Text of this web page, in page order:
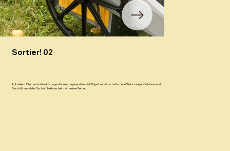
Sortier! 02
Auf vielen Höfen entstehen Lösungen für eine regenerative, vielfältige Landwirtschaft – neue Werkzeuge, Verfahren und
Geschäftsmodelle. Doch oft bleibt es beim einzelnen Betrieb.